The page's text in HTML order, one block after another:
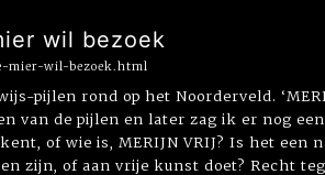
wil bezoek
mier-wil-bezoek.html
pijlen rond op het Noorderveld.
van de pijlen en later zag ik er nog
of wie is, MERIJN VRIJ? Is het een
zijn, of aan vrije kunst doet? Recht